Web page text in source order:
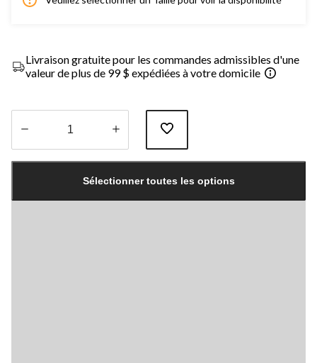
Livraison gratuite pour les commandes admissibles d'une
valeur de plus de 99 $ expédiées à votre domicile
jour
Sélectionner toutes les options